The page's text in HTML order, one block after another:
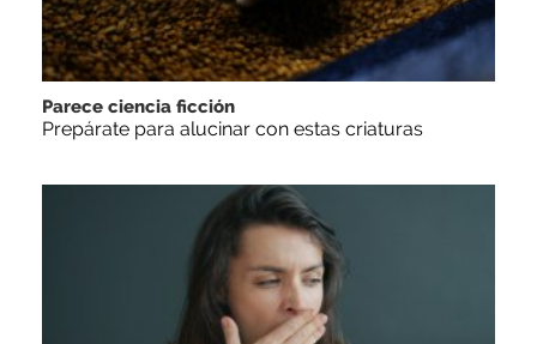
Parece ciencia ficción
Prepárate para alucinar con estas criaturas